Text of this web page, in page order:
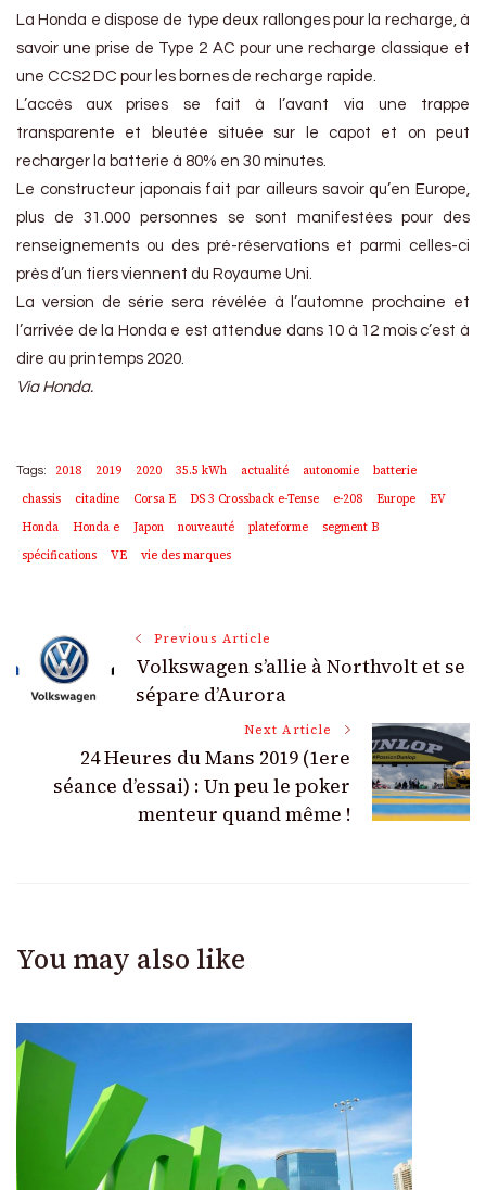
La Honda e dispose de type deux rallonges pour la recharge, à
savoir une prise de Type 2 AC pour une recharge classique et
une CCS2 DC pour les bornes de recharge rapide.
L’accès aux prises se fait à l’avant via une trappe
transparente et bleutée située sur le capot et on peut
recharger la batterie à 80% en 30 minutes.
Le constructeur japonais fait par ailleurs savoir qu’en Europe,
plus de 31.000 personnes se sont manifestées pour des
renseignements ou des pré-réservations et parmi celles-ci
près d’un tiers viennent du Royaume Uni.
La version de série sera révélée à l’automne prochaine et
l’arrivée de la Honda e est attendue dans 10 à 12 mois c’est à
dire au printemps 2020.
Via Honda.
Tags: 2018 2019 2020 35.5 kWh actualité autonomie
batterie
chassis
citadine Corsa E DS 3 Crossback e-Tense e-208 Europe
EV
Honda
Honda e Japon nouveauté plateforme
segment B
spécifications
VE vie des marques
Post
Navigation
Previous Article
Volkswagen s’allie à Northvolt et se
sépare d’Aurora
Next Article
24 Heures du Mans 2019 (1ere
séance d’essai) : Un peu le poker
menteur quand même !
You may also like